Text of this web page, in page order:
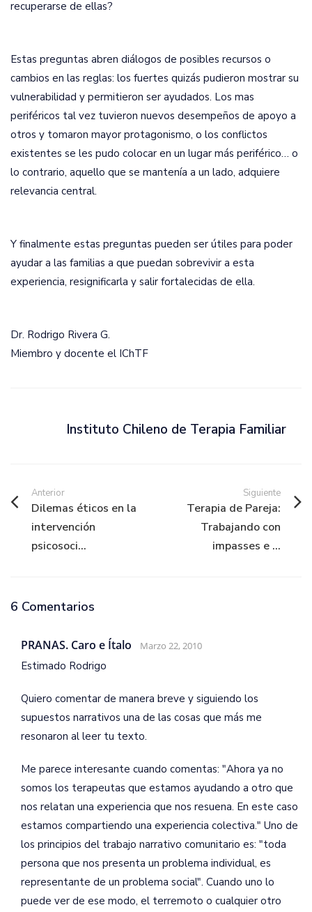
recuperarse de ellas?
Estas preguntas abren diálogos de posibles recursos o
cambios en las reglas: los fuertes quizás pudieron mostrar su
vulnerabilidad y permitieron ser ayudados. Los mas
periféricos tal vez tuvieron nuevos desempeños de apoyo a
otros y tomaron mayor protagonismo, o los conflictos
existentes se les pudo colocar en un lugar más periférico… o
lo contrario, aquello que se mantenía a un lado, adquiere
relevancia central.
Y finalmente estas preguntas pueden ser útiles para poder
ayudar a las familias a que puedan sobrevivir a esta
experiencia, resignificarla y salir fortalecidas de ella.
Dr. Rodrigo Rivera G.
Miembro y docente el IChTF
Instituto Chileno de Terapia Familiar
Anterior
Dilemas éticos en la
intervención
psicosoci...
Siguiente
Terapia de Pareja:
Trabajando con
impasses e ...
6 Comentarios
PRANAS. Caro e Ítalo Marzo 22, 2010
Estimado Rodrigo
Quiero comentar de manera breve y siguiendo los
supuestos narrativos una de las cosas que más me
resonaron al leer tu texto.
Me parece interesante cuando comentas: "Ahora ya no
somos los terapeutas que estamos ayudando a otro que
nos relatan una experiencia que nos resuena. En este caso
estamos compartiendo una experiencia colectiva." Uno de
los principios del trabajo narrativo comunitario es: "toda
persona que nos presenta un problema individual, es
representante de un problema social". Cuando uno lo
puede ver de ese modo, el terremoto o cualquier otro